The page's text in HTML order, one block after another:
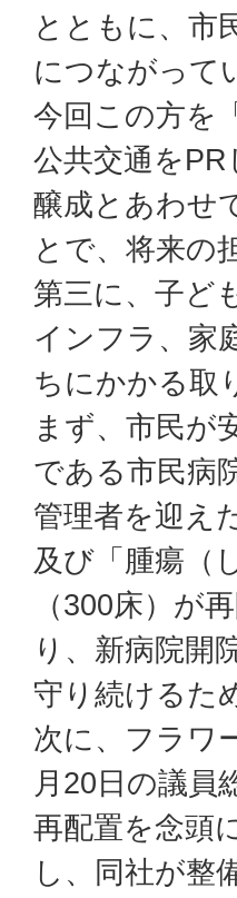
とともに、市
につながって
今回この方を
公共交通を
醸成とあわせ
とで、将来の
第三に、子ど
インフラ、家
ちにかかる取
まず、市民が
である市民病
管理者を迎え
及び「腫瘍（
（300床）が
り、新病院開
守り続けるた
次に、フラワ
月20日の議員
再配置を念頭
し、同社が整